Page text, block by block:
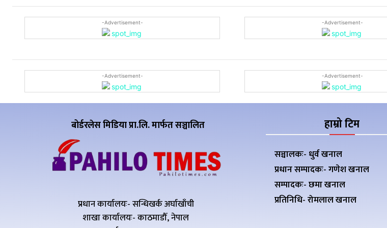
-Advertisement- -Advertisement-
-Advertisement- -Advertisement-
बोर्डरलेस मिडिया प्रा.लि. मार्फत सञ्चालित
प्रधान कार्यालयः- सन्धिखर्क अर्घाखाँची
शाखा कार्यालयः- काठमाडौँ, नेपाल
हाम्रो टिम
सञ्चालकः- धुर्व खनाल
प्रधान सम्पादकः- गणेश खनाल
सम्पादकः- छमा खनाल
प्रतिनिधि- रोमलाल खनाल